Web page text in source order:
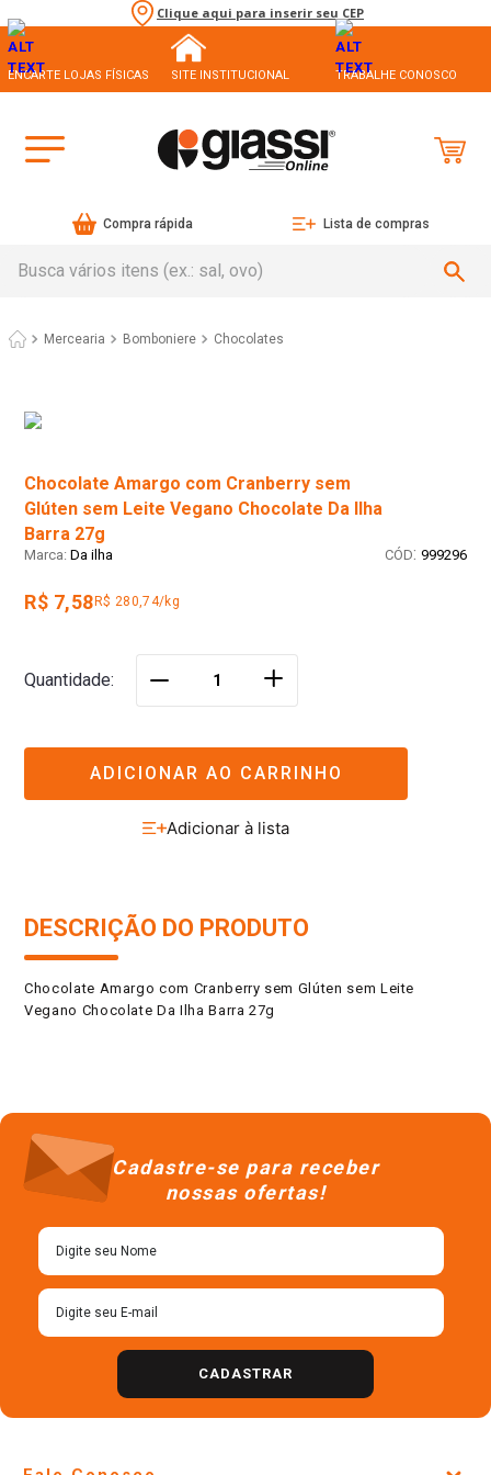
Clique aqui para inserir seu CEP
ENCARTE LOJAS FÍSICAS SITE INSTITUCIONAL TRABALHE CONOSCO
Compra rápida Lista de compras
Mercearia Bomboniere Chocolates
Chocolate Amargo com Cranberry sem
Glúten sem Leite Vegano Chocolate Da Ilha
Barra 27g
Da ilha : 999296
R$ 7,58 R$ 280,74/kg
Quantidade ＋
ADICIONAR AO CARRINHO
DESCRIÇÃO DO PRODUTO
Chocolate Amargo com Cranberry sem Glúten sem Leite
Vegano Chocolate Da Ilha Barra 27g
Cadastre-se para receber
nossas ofertas!
CADASTRAR